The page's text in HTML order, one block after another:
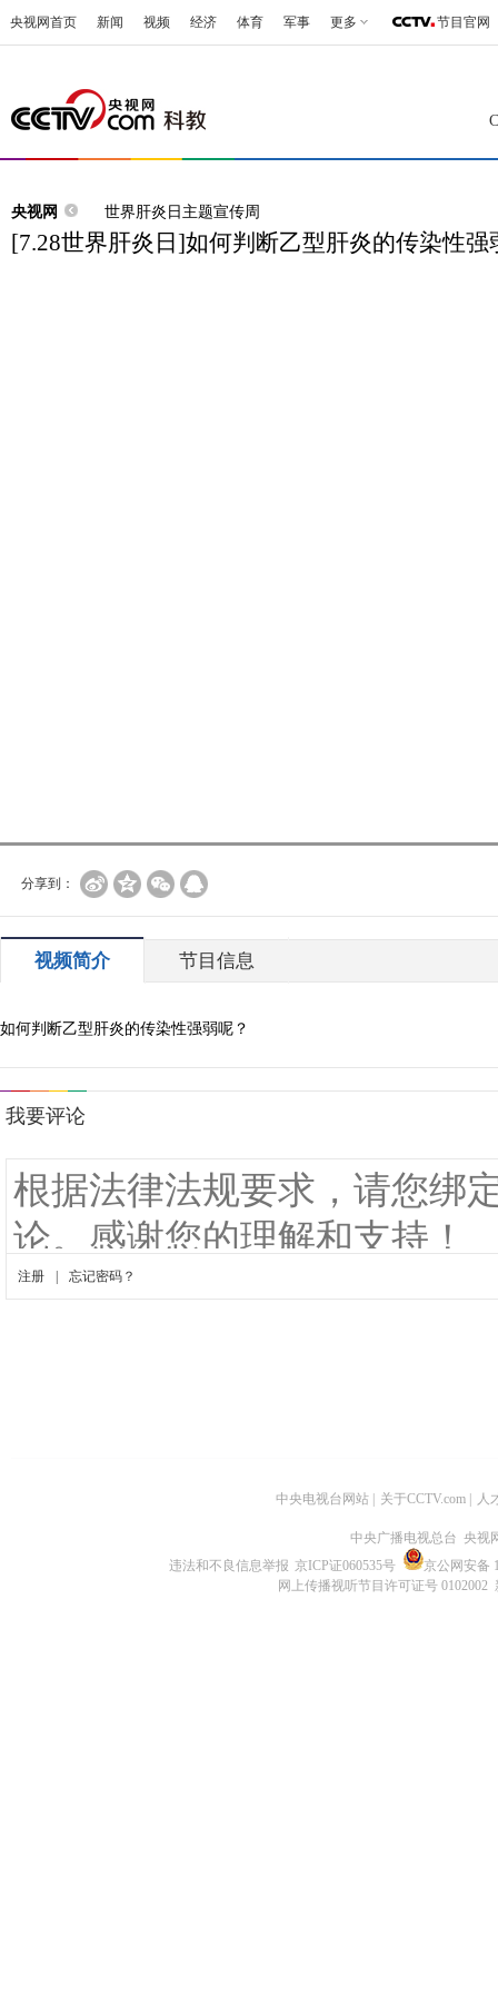
央视网首页 新闻 视频 经济 体育 军事 更多 节目官网
央视网 世界肝炎日主题宣传周
[7.28世界肝炎日]如何判断乙型肝炎的传染性强
分享到：
视频简介 节目信息
如何判断乙型肝炎的传染性强弱呢？
中央电视台网站 关于CCTV.com 人
中央广播电视总台 央视
违法和不良信息举报 京ICP证060535号
京公网安备
网上传播视听节目许可证号 0102002